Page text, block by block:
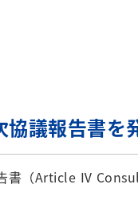
議報告書を
書（Article Ⅳ